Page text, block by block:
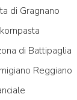
di Gragnano
di Battipaglia
Reggiano